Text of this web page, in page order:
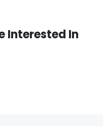
Interested In